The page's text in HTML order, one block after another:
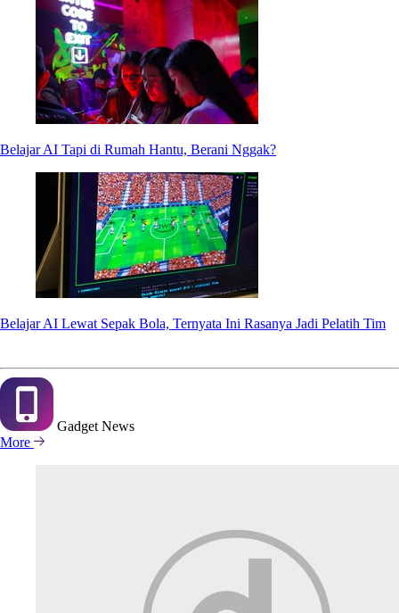
Belajar AI Tapi di Rumah Hantu, Berani Nggak?
Belajar AI Lewat Sepak Bola, Ternyata Ini Rasanya Jadi Pelatih Tim
Gadget News
More